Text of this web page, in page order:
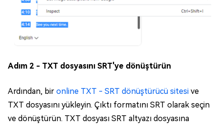
Adım 2 - TXT dosyasını SRT'ye dönüştürün
Ardından, bir online TXT - SRT dönüştürücü sitesi ve
TXT dosyasını yükleyin. Çıktı formatını SRT olarak seçin
ve dönüştürün. TXT dosyası SRT altyazı dosyasına